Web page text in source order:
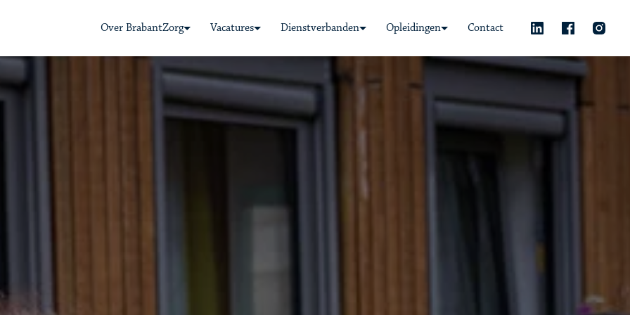
Over BrabantZorg Vacatures Dienstverbanden Opleidingen Contact